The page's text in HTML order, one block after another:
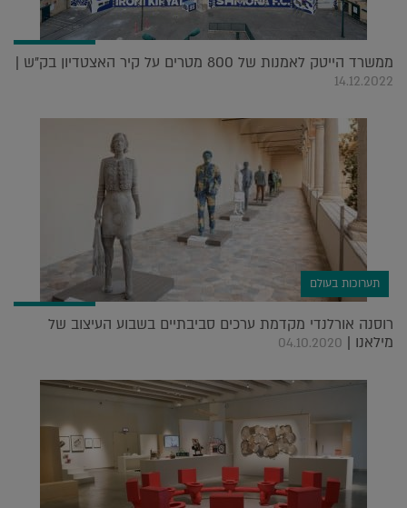
ממשרד הייטק לאמנות של 800 מטרים על קיר האצטדיון בק"ש |
14.12.2022
תערוכות בעולם
רוסנה אורלנדי מקדמת ערכים סביבתיים בשבוע העיצוב של
מילאנו | 04.10.2020